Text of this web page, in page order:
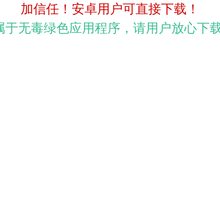
加信任！安卓用户可直接下载！
于无毒绿色应用程序，请用户放心下